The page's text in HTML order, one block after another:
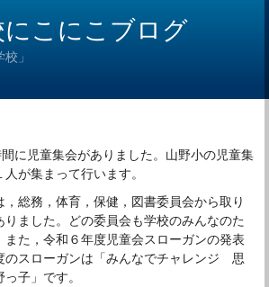
にこにこブログ
」
に児童集会がありました。山野小の児童集
が集まって行います。
総務，体育，保健，図書委員会から取り
ました。どの委員会も学校のみんなのた
た，令和６年度児童会スローガンの発表
のスローガンは「みんなでチャレンジ 思
子」です。